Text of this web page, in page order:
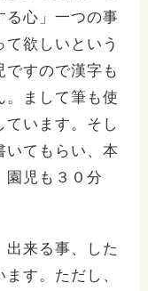
る心」一つの事
欲しいという
ですので漢字も
。まして筆も使
ています。そし
いてもらい、本
園児も３０分
出来る事、した
す。ただし、